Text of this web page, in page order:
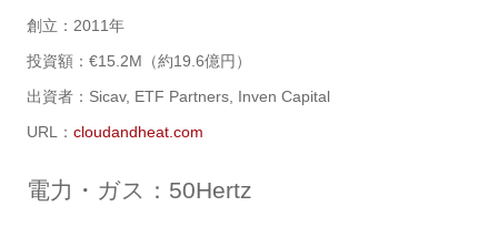
創立：2011年
投資額： €15.2M（約19.6億円）
出資者：Sicav, ETF Partners, Inven Capital
URL： cloudandheat.com
電力・ガス：50Hertz